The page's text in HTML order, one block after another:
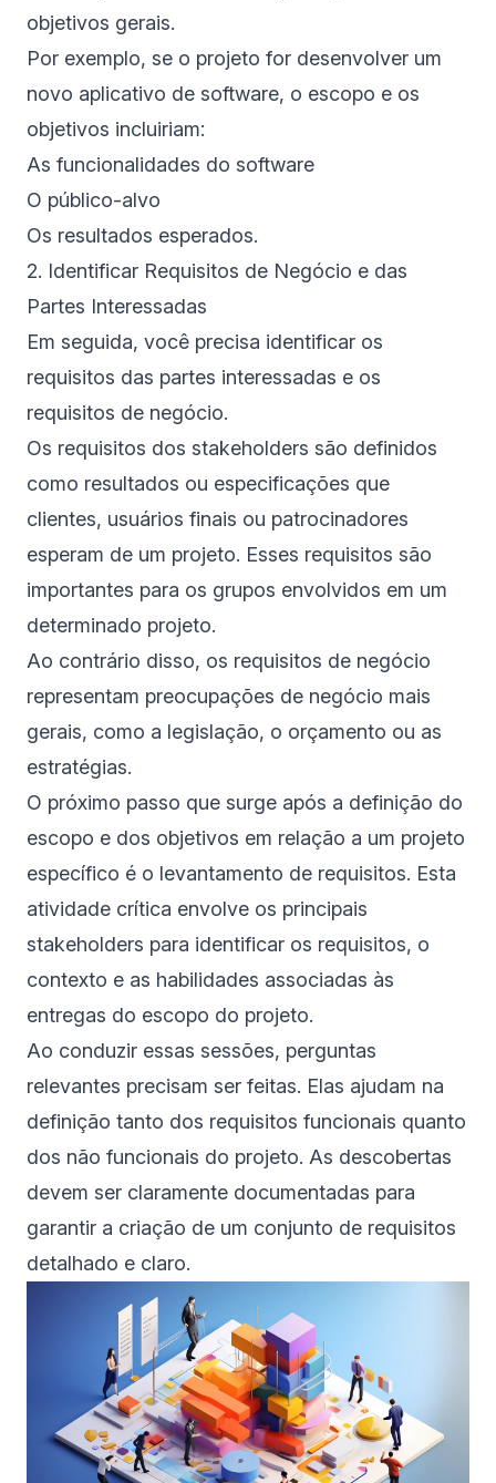
objetivos gerais.
Por exemplo, se o projeto for desenvolver um
novo aplicativo de software, o escopo e os
objetivos incluiriam:
As funcionalidades do software
O público-alvo
Os resultados esperados.
2. Identificar Requisitos de Negócio e das
Partes Interessadas
Em seguida, você precisa identificar os
requisitos das partes interessadas e os
requisitos de negócio.
Os requisitos dos stakeholders são definidos
como resultados ou especificações que
clientes, usuários finais ou patrocinadores
esperam de um projeto. Esses requisitos são
importantes para os grupos envolvidos em um
determinado projeto.
Ao contrário disso, os requisitos de negócio
representam preocupações de negócio mais
gerais, como a legislação, o orçamento ou as
estratégias.
O próximo passo que surge após a definição do
escopo e dos objetivos em relação a um projeto
específico é o levantamento de requisitos. Esta
atividade crítica envolve os principais
stakeholders para identificar os requisitos, o
contexto e as habilidades associadas às
entregas do escopo do projeto.
Ao conduzir essas sessões, perguntas
relevantes precisam ser feitas. Elas ajudam na
definição tanto dos requisitos funcionais quanto
dos não funcionais do projeto. As descobertas
devem ser claramente documentadas para
garantir a criação de um conjunto de requisitos
detalhado e claro.